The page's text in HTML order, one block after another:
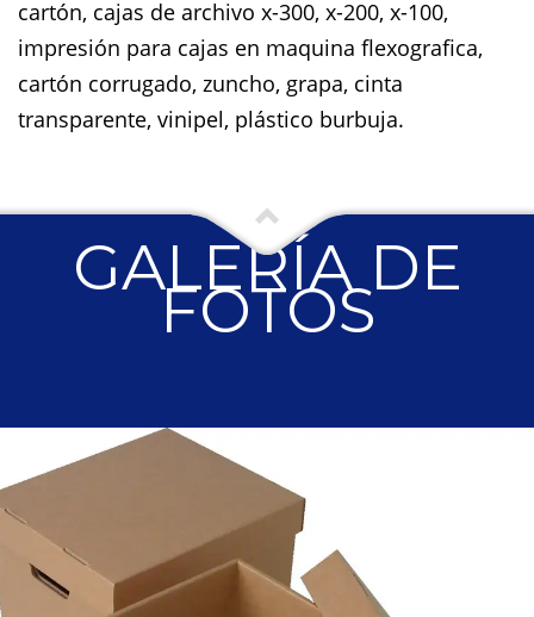
cartón, cajas de archivo x-300, x-200, x-100,
impresión para cajas en maquina flexografica,
cartón corrugado, zuncho, grapa, cinta
transparente, vinipel, plástico burbuja.
GALERÍA DE
FOTOS